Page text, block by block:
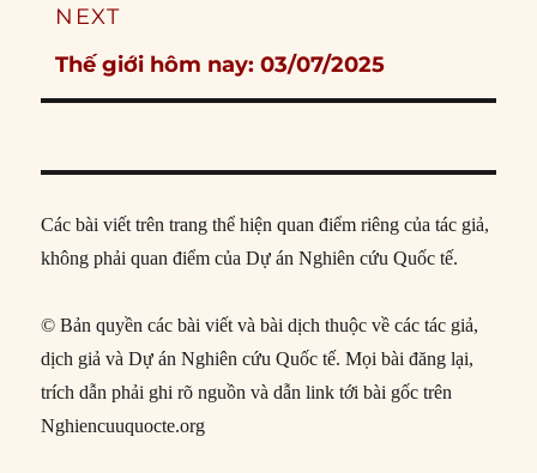
NEXT
Next
post:
Thế giới hôm nay: 03/07/2025
Các bài viết trên trang thể hiện quan điểm riêng của tác giả,
không phải quan điểm của Dự án Nghiên cứu Quốc tế.
© Bản quyền các bài viết và bài dịch thuộc về các tác giả,
dịch giả và Dự án Nghiên cứu Quốc tế. Mọi bài đăng lại,
trích dẫn phải ghi rõ nguồn và dẫn link tới bài gốc trên
Nghiencuuquocte.org